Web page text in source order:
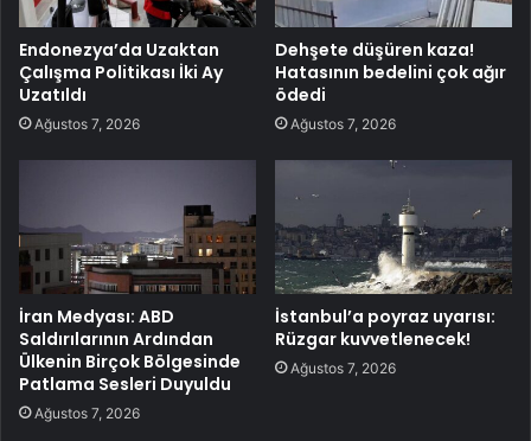
Endonezya’da Uzaktan
Çalışma Politikası İki Ay
Uzatıldı
Ağustos 7, 2026
Dehşete düşüren kaza!
Hatasının bedelini çok ağır
ödedi
Ağustos 7, 2026
İran Medyası: ABD
Saldırılarının Ardından
Ülkenin Birçok Bölgesinde
Patlama Sesleri Duyuldu
Ağustos 7, 2026
İstanbul’a poyraz uyarısı:
Rüzgar kuvvetlenecek!
Ağustos 7, 2026